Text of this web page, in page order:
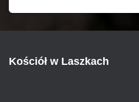
Kościół w Laszkach